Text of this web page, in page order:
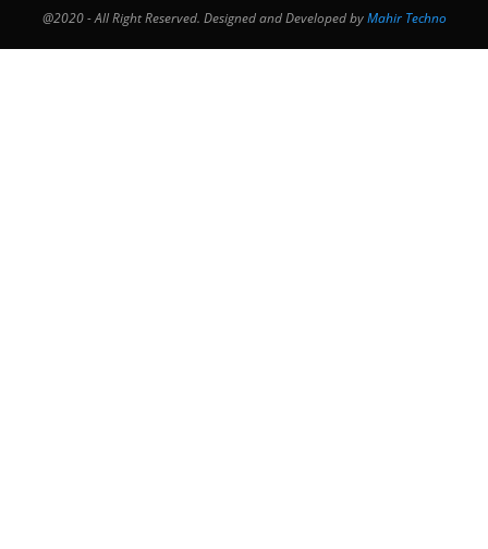
@2020 - All Right Reserved. Designed and Developed byMahir Techno